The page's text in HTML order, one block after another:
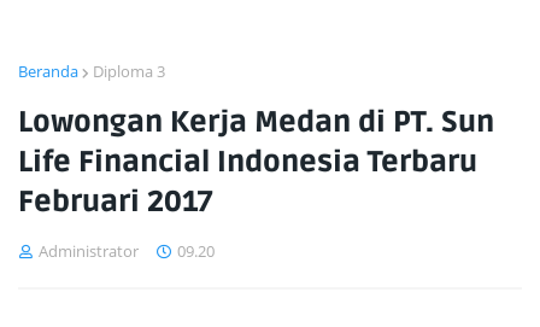
Beranda Diploma 3
Lowongan Kerja Medan di PT. Sun
Life Financial Indonesia Terbaru
Februari 2017
Administrator 09.20